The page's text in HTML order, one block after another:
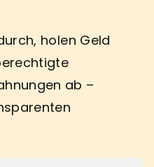
holen Geld
ab –